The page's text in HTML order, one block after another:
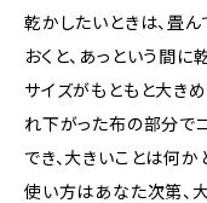
乾かしたいときは、畳
おくと、あっという間に
サイズがもともと大き
れ下がった布の部分で
でき、大きいことは何か
使い方はあなた次第、